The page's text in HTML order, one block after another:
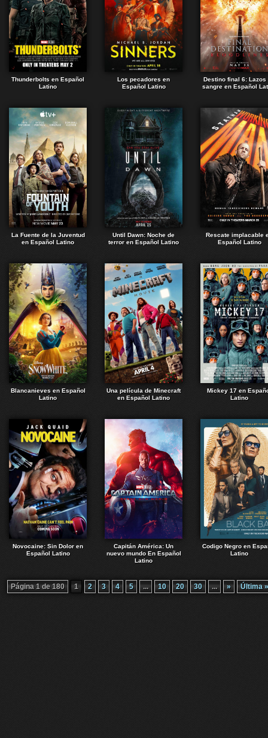
Thunderbolts en Español
Latino
Los pecadores en
Español Latino
Destino final 6: Lazos
sangre en Español
La Fuente de la Juventud
en Español Latino
Until Dawn: Noche de
terror en Español Latino
Rescate implacable
Español Latino
Blancanieves en Español
Latino
Una película de Minecraft
en Español Latino
Mickey 17 en
Latino
Novocaine: Sin Dolor en
Español Latino
Capitán América: Un
nuevo mundo En Español
Latino
Codigo Negro en
Latino
Página 1 de 180 1 2 3 4 5 ... 10 20 30 ... » Última »